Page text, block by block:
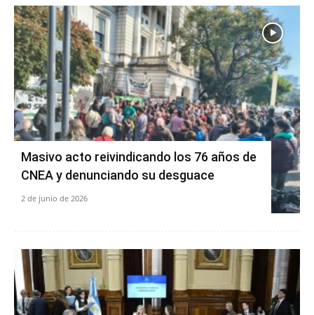
Masivo acto reivindicando los 76 años de
CNEA y denunciando su desguace
2 de junio de 2026